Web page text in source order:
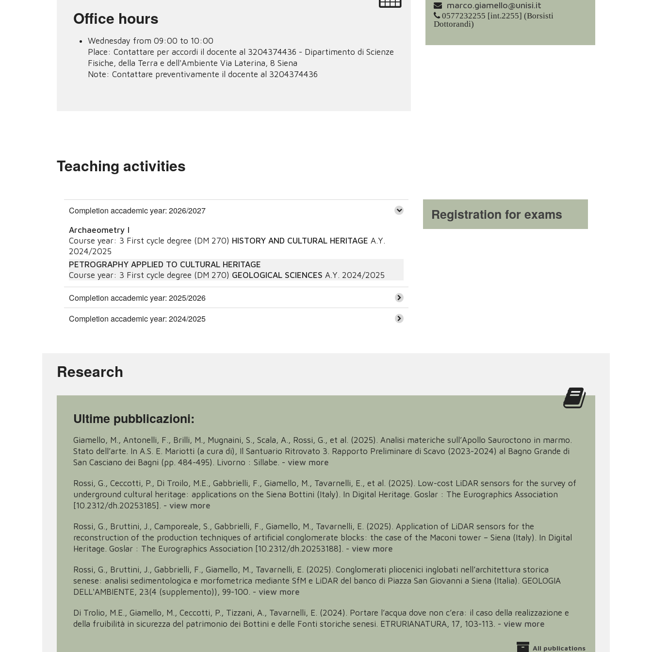
Office hours
Wednesday from 09:00 to 10:00
Place: Contattare per accordi il docente al 3204374436 - Dipartimento di Scienze
Fisiche, della Terra e dell'Ambiente Via Laterina, 8 Siena
Note: Contattare preventivamente il docente al 3204374436
marco.giamello@unisi.it
0577232255 [int.2255] (Borsisti
Dottorandi)
Teaching activities
Completion accademic year: 2026/2027
Archaeometry I
Course year: 3 First cycle degree (DM 270) HISTORY AND CULTURAL HERITAGE A.Y.
2024/2025
PETROGRAPHY APPLIED TO CULTURAL HERITAGE
Course year: 3 First cycle degree (DM 270) GEOLOGICAL SCIENCES A.Y. 2024/2025
Completion accademic year: 2025/2026
Completion accademic year: 2024/2025
Registration for exams
Research
Ultime pubblicazioni:
Giamello, M., Antonelli, F., Brilli, M., Mugnaini, S., Scala, A., Rossi, G., et al. (2025). Analisi materiche sull’Apollo Sauroctono in marmo.
Stato dell’arte. In A.S. E. Mariotti (a cura di), Il Santuario Ritrovato 3. Rapporto Preliminare di Scavo (2023-2024) al Bagno Grande di
San Casciano dei Bagni (pp. 484-495). Livorno : Sillabe. - view more
Rossi, G., Ceccotti, P., Di Troilo, M.E., Gabbrielli, F., Giamello, M., Tavarnelli, E., et al. (2025). Low-cost LiDAR sensors for the survey of
underground cultural heritage: applications on the Siena Bottini (Italy). In Digital Heritage. Goslar : The Eurographics Association
[10.2312/dh.20253185]. - view more
Rossi, G., Bruttini, J., Camporeale, S., Gabbrielli, F., Giamello, M., Tavarnelli, E. (2025). Application of LiDAR sensors for the
reconstruction of the production techniques of artificial conglomerate blocks: the case of the Maconi tower – Siena (Italy). In Digital
Heritage. Goslar : The Eurographics Association [10.2312/dh.20253188]. - view more
Rossi, G., Bruttini, J., Gabbrielli, F., Giamello, M., Tavarnelli, E. (2025). Conglomerati pliocenici inglobati nell’architettura storica
senese: analisi sedimentologica e morfometrica mediante SfM e LiDAR del banco di Piazza San Giovanni a Siena (Italia). GEOLOGIA
DELL'AMBIENTE, 23(4 (supplemento)), 99-100. - view more
Di Trolio, M.E., Giamello, M., Ceccotti, P., Tizzani, A., Tavarnelli, E. (2024). Portare l’acqua dove non c’era: il caso della realizzazione e
della fruibilità in sicurezza del patrimonio dei Bottini e delle Fonti storiche senesi. ETRURIANATURA, 17, 103-113. - view more
All publications